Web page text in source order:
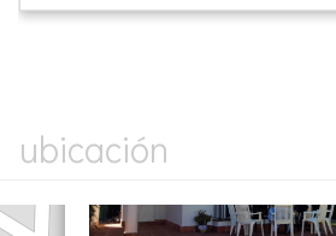
ubicación